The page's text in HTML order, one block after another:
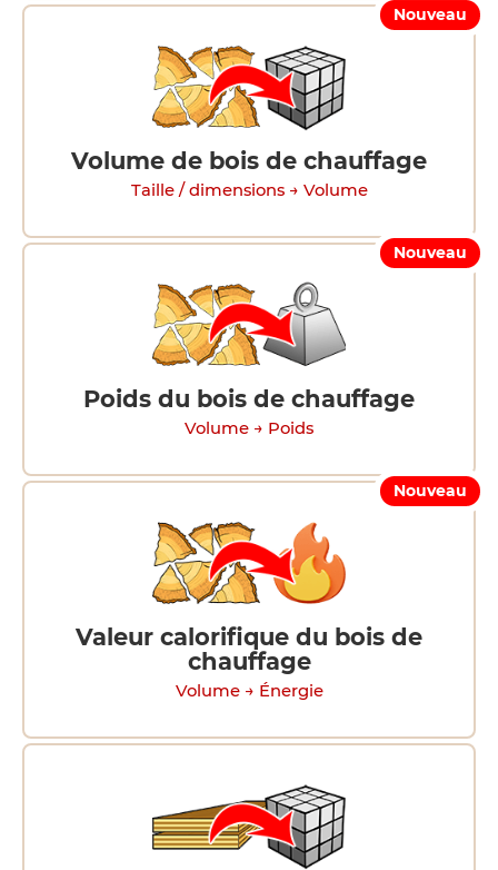
Nouveau
Volume de bois de chauffage
Taille / dimensions → Volume
Nouveau
Poids du bois de chauffage
Volume → Poids
Nouveau
Valeur calorifique du bois de
chauffage
Volume → Énergie